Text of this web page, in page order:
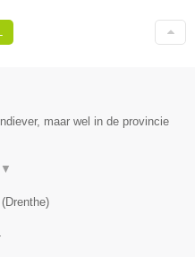
maar wel in de provincie
▼
(Drenthe)